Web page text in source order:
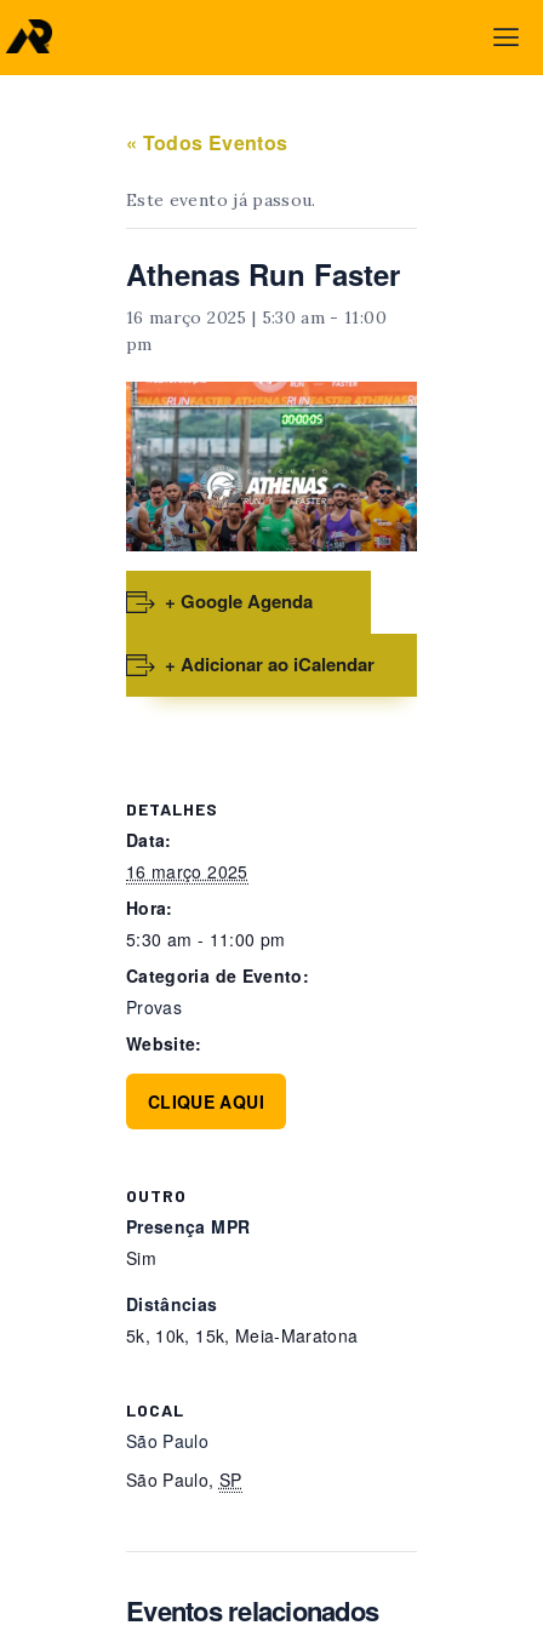
« Todos Eventos
Este evento já passou.
Athenas Run Faster
16 março 2025 | 5:30 am - 11:00
pm
+ Google Agenda
+ Adicionar ao iCalendar
DETALHES
Data:
16 março 2025
Hora:
5:30 am - 11:00 pm
Categoria de Evento:
Provas
Website:
CLIQUE AQUI
LOCAL
São Paulo
São Paulo, SP
OUTRO
Presença MPR
Sim
Distâncias
5k, 10k, 15k, Meia-Maratona
Eventos relacionados